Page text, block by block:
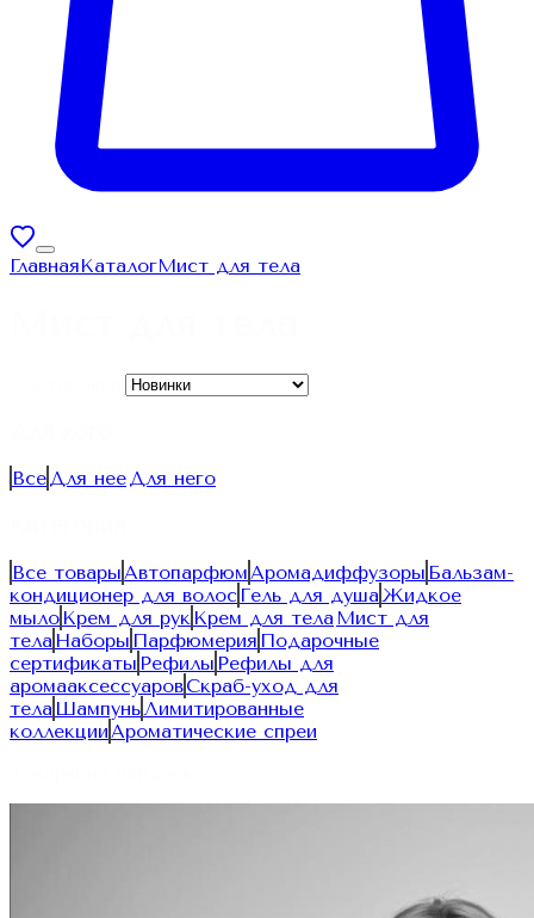
ГлавнаяКаталогМист для тела
ВсеДля нееДля него
Все товары Автопарфюм Аромадиффузоры Бальзам-
кондиционер для волос Гель для душа Жидкое
мыло Крем для рук Крем для тела Мист для
тела Наборы Парфюмерия Подарочные
сертификаты Рефилы Рефилы для
аромааксессуаровСкраб-уход для
тела Шампунь Лимитированные
коллекции Ароматические спреи